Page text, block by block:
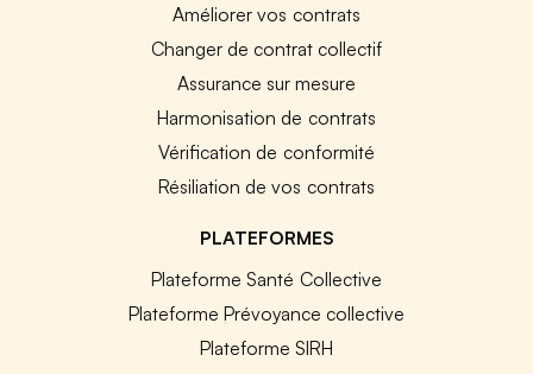
Améliorer vos contrats
Changer de contrat collectif
Assurance sur mesure
Harmonisation de contrats
Vérification de conformité
Résiliation de vos contrats
PLATEFORMES
Plateforme Santé Collective
Plateforme Prévoyance collective
Plateforme SIRH